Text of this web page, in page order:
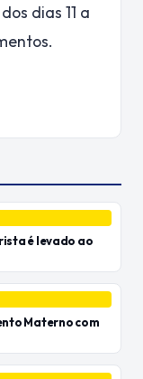
dias 11 a
é levado ao
Materno com